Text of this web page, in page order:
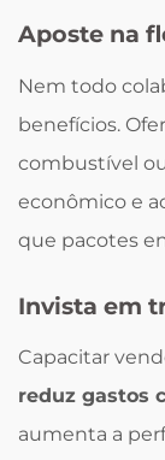
Aposte na
Nem todo
benefícios.
combustível
econômico e
que pacotes
Invista em
Capacitar
reduz gastos
aumenta a